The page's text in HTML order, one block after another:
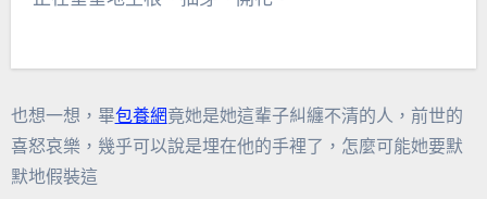
也想一想，畢包養網竟她是她這輩子糾纏不清的人，前世的
喜怒哀樂，幾乎可以說是埋在他的手裡了，怎麼可能她要默
默地假裝這